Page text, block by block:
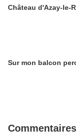
Château d'Azay-le-
Sur mon balcon
Commentaires